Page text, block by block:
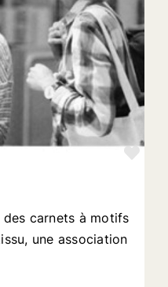
carnets à motifs
une association